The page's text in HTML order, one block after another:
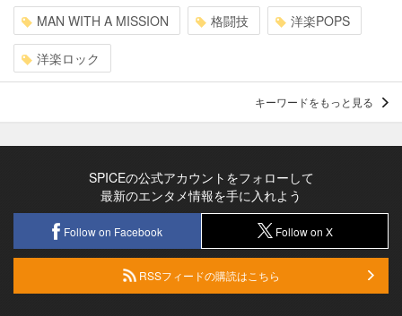
MAN WITH A MISSION 格闘技 洋楽POPS
洋楽ロック
キーワードをもっと見る
SPICEの公式アカウントをフォローして
最新のエンタメ情報を手に入れよう
Follow on Facebook Follow on X
RSSフィードの購読はこちら